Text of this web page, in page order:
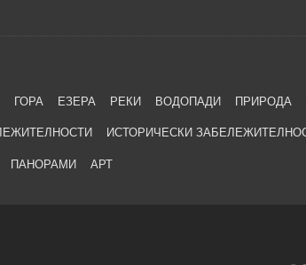
ГОРА ЕЗЕРА РЕКИ ВОДОПАДИ ПРИРОДА
ИСТОРИЧЕСКИ
ПАНОРАМИ АРТ